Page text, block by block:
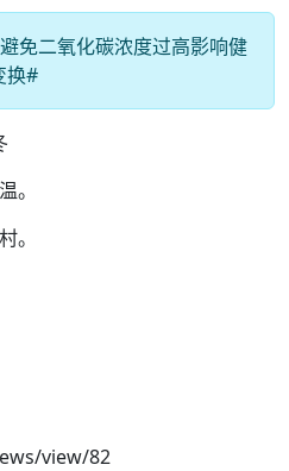
免二氧化碳浓度过高影响健
换#
。
。
view/82